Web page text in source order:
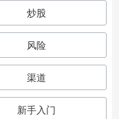
炒股
风险
渠道
新手入门